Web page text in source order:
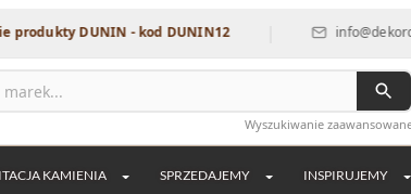
DUNIN - kod DUNIN12 | info@dekordia.pl
Wyszukiwanie
KAMIENIA SPRZEDAJEMY INSPIRUJEMY